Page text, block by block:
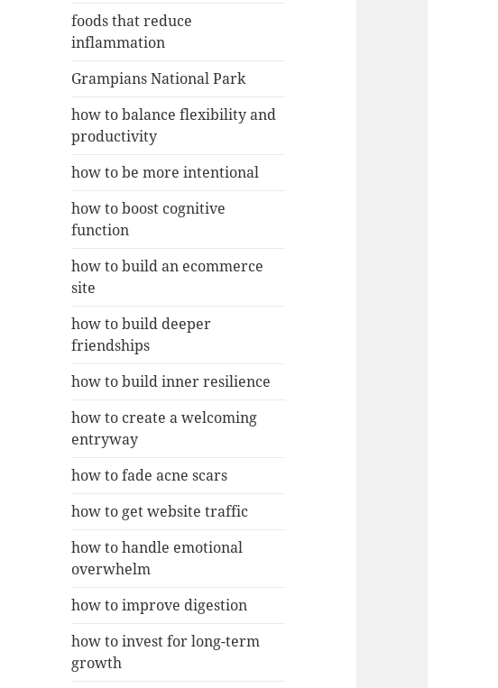
foods that reduce
inflammation
Grampians National Park
how to balance flexibility and
productivity
how to be more intentional
how to boost cognitive
function
how to build an ecommerce
site
how to build deeper
friendships
how to build inner resilience
how to create a welcoming
entryway
how to fade acne scars
how to get website traffic
how to handle emotional
overwhelm
how to improve digestion
how to invest for long-term
growth